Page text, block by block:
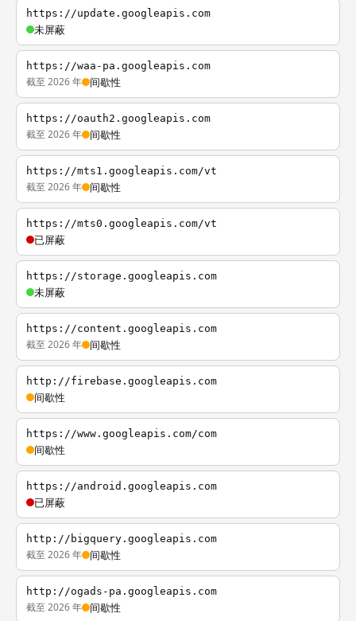
https://update.googleapis.com
未屏蔽
https://waa-pa.googleapis.com
截至 2026 年 间歇性
https://oauth2.googleapis.com
截至 2026 年 间歇性
https://mts1.googleapis.com/vt
截至 2026 年 间歇性
https://mts0.googleapis.com/vt
已屏蔽
https://storage.googleapis.com
未屏蔽
https://content.googleapis.com
截至 2026 年 间歇性
http://firebase.googleapis.com
间歇性
https://www.googleapis.com/com
间歇性
https://android.googleapis.com
已屏蔽
http://bigquery.googleapis.com
截至 2026 年 间歇性
http://ogads-pa.googleapis.com
截至 2026 年 间歇性